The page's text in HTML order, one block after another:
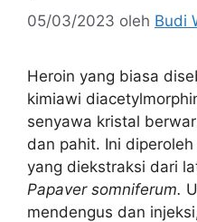
05/03/2023 oleh Budi
Heroin yang biasa
kimiawi
senyawa kristal
dan pahit. Ini
yang diekstraksi dari
Papaver somniferum.
mendengus dan